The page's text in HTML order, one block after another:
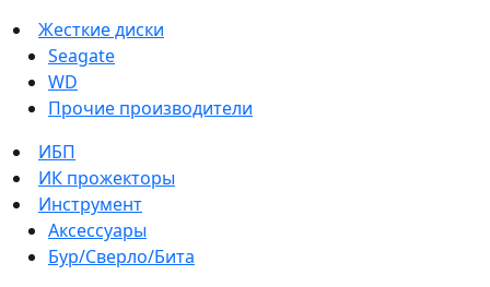
Жесткие диски
Seagate
WD
Прочие производители
ИБП
ИК прожекторы
Инструмент
Аксессуары
Бур/Сверло/Бита